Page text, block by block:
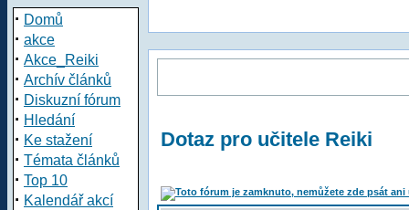
· Domů
· akce
· Akce_Reiki
· Archív článků
· Diskuzní fórum
· Hledání
· Ke stažení
· Témata článků
· Top 10
· Kalendář akcí
Dotaz pro učitele Reiki